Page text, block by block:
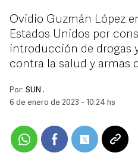
Ovidio Guzmán López
Estados Unidos por
introducción de drogas
contra la salud y armas
Por: SUN .
6 de enero de 2023 - 10:24 hs